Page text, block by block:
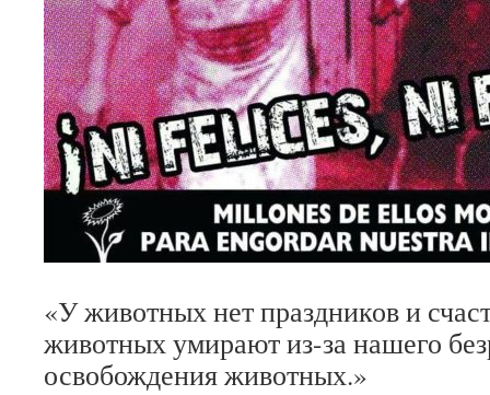
«У животных нет праздников и
животных умирают из-за нашего
освобождения животных.»